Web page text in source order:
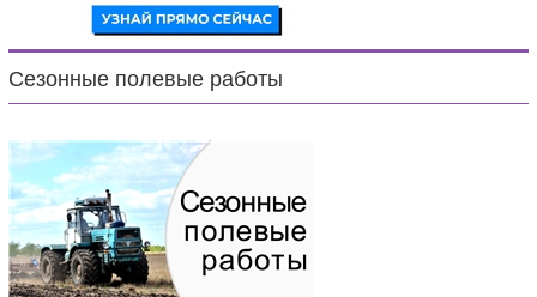
Сезонные полевые работы